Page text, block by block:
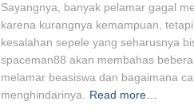
Sayangnya, banyak pelamar gagal
karena kurangnya kemampuan,
kesalahan sepele yang seharusnya
spaceman88 akan membahas
melamar beasiswa dan bagaimana
menghindarinya.
Read more…